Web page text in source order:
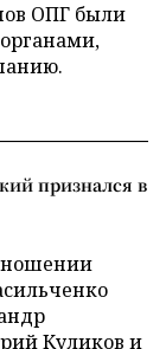
ОПГ были
признался в
Куликов и